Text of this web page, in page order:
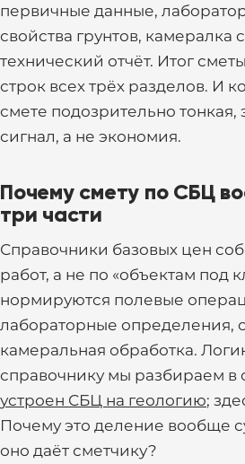
первичные данные,
свойства грунтов, камералка
технический отчёт. Итог
строк всех трёх разделов. И
смете подозрительно тонкая,
сигнал, а не экономия.
Почему смету по СБЦ
три части
Справочники базовых цен
работ, а не по «объектам под
нормируются полевые
лабораторные определения,
камеральная обработка.
справочнику мы разбираем в
устроен СБЦ на геологию;
Почему это деление вообще
оно даёт сметчику?